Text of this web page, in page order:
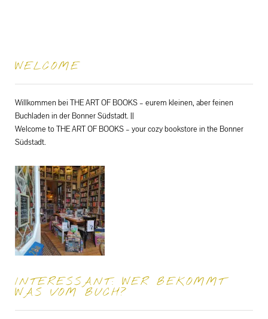
WELCOME
Willkommen bei THE ART OF BOOKS – eurem kleinen, aber feinen
Buchladen in der Bonner Südstadt. ||
Welcome to THE ART OF BOOKS – your cozy bookstore in the Bonner
Südstadt.
INTERESSANT: WER BEKOMMT
WAS VOM BUCH?